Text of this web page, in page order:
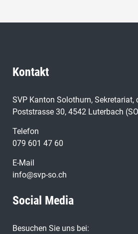
Kontakt
SVP Kanton Solothurn,
Poststrasse 30, 4542 Luterbach
Telefon
079 601 47 60
E-Mail
info@svp-so.ch
Social Media
Besuchen Sie uns bei: